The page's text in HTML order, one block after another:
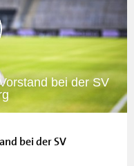
bei der SV
bei der SV